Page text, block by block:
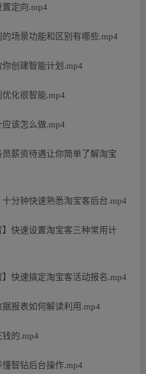
定向.mp4
场景功能和区别有哪些.mp4
创建智能计划.mp4
化很智能.mp4
该怎么做.mp4
薪资待遇让你简单了解淘宝
分钟快速熟悉淘宝客后台.mp4
快速设置淘宝客三种常用计
快速搞定淘宝客活动报名.mp4
报表如何解读利用.mp4
的.mp4
智钻后台操作.mp4